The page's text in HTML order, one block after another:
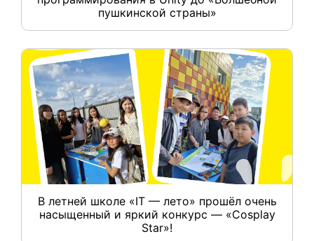
пушкинской страны»
В летней школе «IT — лето» прошёл очень
насыщенный и яркий конкурс — «Cosplay
Star»!